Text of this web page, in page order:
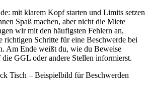
mit klarem Kopf starten und Limits setzen
Spaß machen, aber nicht die Miete
wir mit den häufigsten Fehlern an,
richtigen Schritte für eine Beschwerde bei
Am Ende weißt du, wie du Beweise
GGL oder andere Stellen informierst.